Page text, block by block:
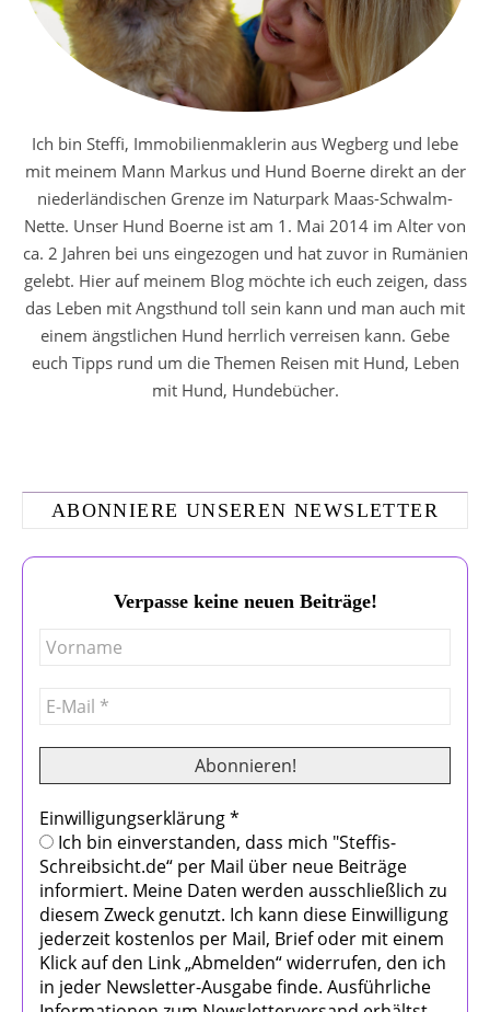
Ich bin Steffi, Immobilienmaklerin aus Wegberg und lebe
mit meinem Mann Markus und Hund Boerne direkt an der
niederländischen Grenze im Naturpark Maas-Schwalm-
Nette. Unser Hund Boerne ist am 1. Mai 2014 im Alter von
ca. 2 Jahren bei uns eingezogen und hat zuvor in Rumänien
gelebt. Hier auf meinem Blog möchte ich euch zeigen, dass
das Leben mit Angsthund toll sein kann und man auch mit
einem ängstlichen Hund herrlich verreisen kann. Gebe
euch Tipps rund um die Themen Reisen mit Hund, Leben
mit Hund, Hundebücher.
ABONNIERE UNSEREN NEWSLETTER
Verpasse keine neuen Beiträge!
Einwilligungserklärung*
Ich bin einverstanden, dass mich "Steffis-
Schreibsicht.de“ per Mail über neue Beiträge
informiert. Meine Daten werden ausschließlich zu
diesem Zweck genutzt. Ich kann diese Einwilligung
jederzeit kostenlos per Mail, Brief oder mit einem
Klick auf den Link „Abmelden“ widerrufen, den ich
in jeder Newsletter-Ausgabe finde. Ausführliche